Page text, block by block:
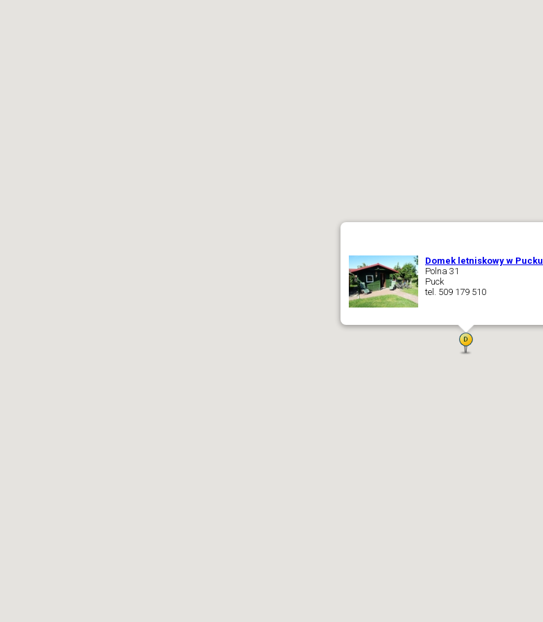
Domek letniskowy w Pucku
Polna 31
Puck
tel. 509 179 510